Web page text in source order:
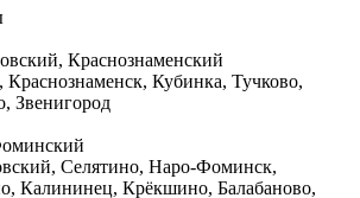
Краснознаменский
Кубинка, Тучково,
Звенигород
Селятино, Наро-Фоминск,
Калининец, Крёкшино, Балабаново,